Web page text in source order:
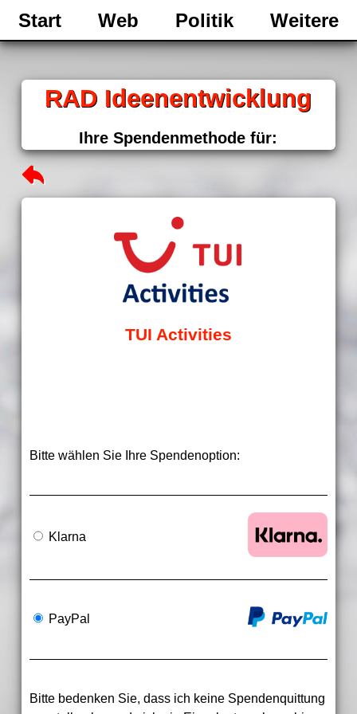
Start Web Politik Weitere
RAD Ideenentwicklung
Ihre Spendenmethode für:
TUI Activities
Bitte wählen Sie Ihre Spendenoption:
Klarna
PayPal
Bitte bedenken Sie, dass ich keine Spendenquittung